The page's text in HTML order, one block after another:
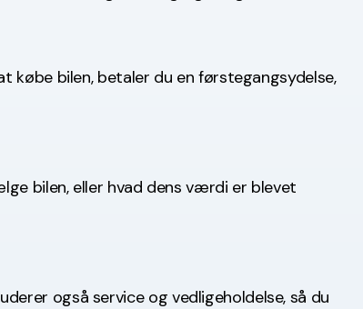
bilen, betaler du en førstegangsydelse,
bilen, eller hvad dens værdi er blevet
også service og vedligeholdelse, så du